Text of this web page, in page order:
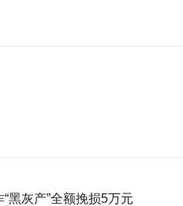
黑灰产”全额挽损5万元